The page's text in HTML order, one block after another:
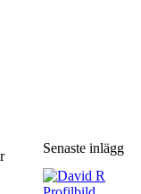
Senaste inlägg